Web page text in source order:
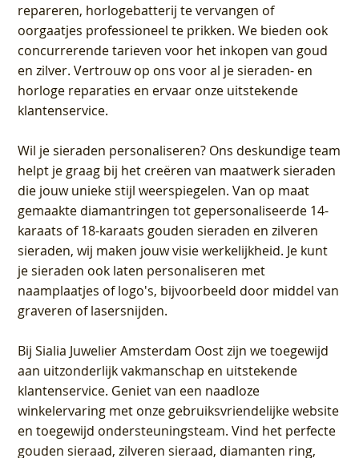
repareren, horlogebatterij te vervangen of
oorgaatjes professioneel te prikken. We bieden ook
concurrerende tarieven voor het inkopen van goud
en zilver. Vertrouw op ons voor al je sieraden- en
horloge reparaties en ervaar onze uitstekende
klantenservice.
Wil je sieraden personaliseren? Ons deskundige team
helpt je graag bij het creëren van maatwerk sieraden
die jouw unieke stijl weerspiegelen. Van op maat
gemaakte diamantringen tot gepersonaliseerde 14-
karaats of 18-karaats gouden sieraden en zilveren
sieraden, wij maken jouw visie werkelijkheid. Je kunt
je sieraden ook laten personaliseren met
naamplaatjes of logo's, bijvoorbeeld door middel van
graveren of lasersnijden.
BijSialia Juwelier Amsterdam Oostzijn we toegewijd
aan uitzonderlijk vakmanschap en uitstekende
klantenservice. Geniet van een naadloze
winkelervaring met onze gebruiksvriendelijke website
en toegewijd ondersteuningsteam. Vind het perfecte
gouden sieraad, zilveren sieraad, diamanten ring,